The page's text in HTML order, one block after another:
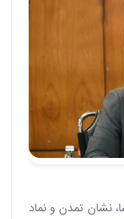
نشان تمدن و نماد